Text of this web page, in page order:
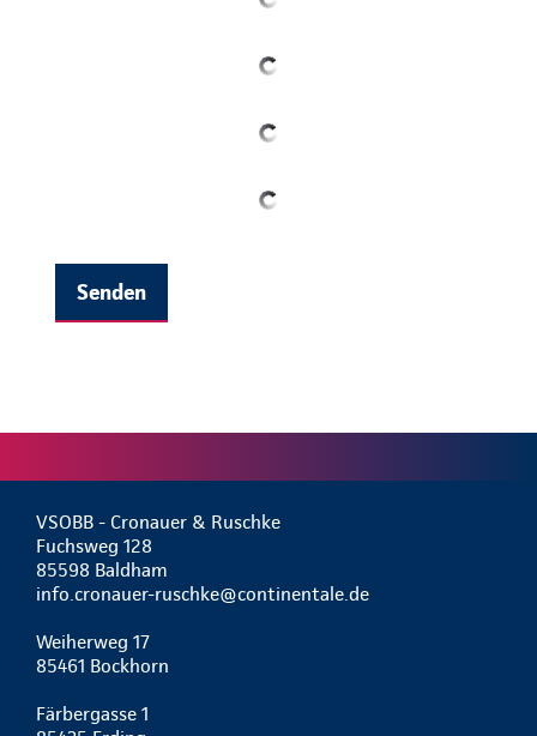
Senden
VSOBB - Cronauer & Ruschke
Fuchsweg 128
85598 Baldham
info.cronauer-ruschke@continentale.de
Weiherweg 17
85461 Bockhorn
Färbergasse 1